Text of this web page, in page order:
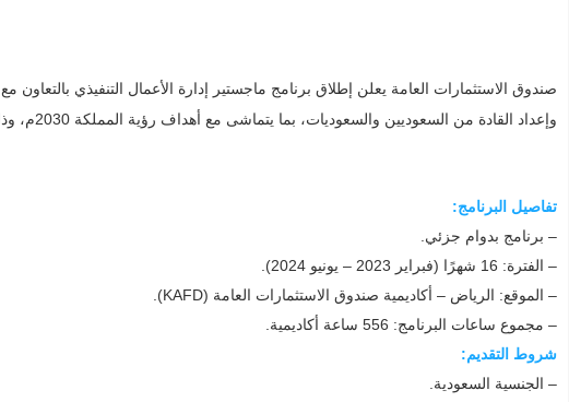
وإعداد القادة من السعوديين والسعوديات، بما يتماشى مع أهداف رؤية المملكة 2030م، وذلك وفقاً للتفاصيل التالية:
تفاصيل البرنامج:
– برنامج بدوام جزئي.
– الفترة: 16 شهرًا (فبراير 2023 – يونيو 2024).
– الموقع: الرياض – أكاديمية صندوق الاستثمارات العامة (KAFD).
– مجموع ساعات البرنامج: 556 ساعة أكاديمية.
شروط التقديم:
– الجنسية السعودية.